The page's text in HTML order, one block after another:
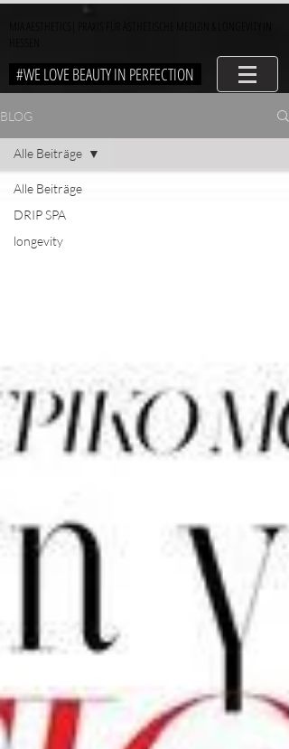
#WE LOVE BEAUTY IN PERFECTION
BLOG
Alle Beiträge
DRIP SPA
longevity
Alle Beiträge